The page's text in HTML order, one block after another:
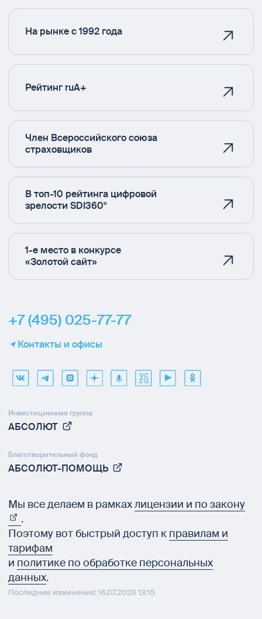
На рынке с 1992 года
Рейтинг ruA+
Член Всероссийского союза
страховщиков
В топ-10 рейтинга цифровой
зрелости SDI360°
1-е место в конкурсе
«Золотой сайт»
+7 (495) 025-77-77
Контакты и офисы
Инвестиционная группа
АБСОЛЮТ
Благотворительный фонд
АБСОЛЮТ-ПОМОЩЬ
Мы все делаем в рамкахлицензии и по закону
.
Поэтому вот быстрый доступ к правилам и
тарифам
и политике по обработке персональных
данных.
Последние изменения: 16.07.2026 13:15